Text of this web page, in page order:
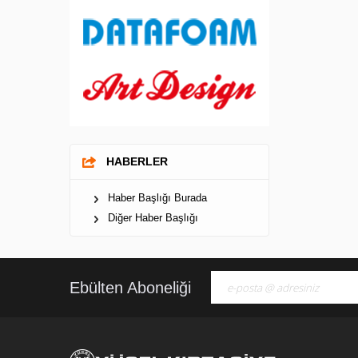
HABERLER
Haber Başlığı Burada
Diğer Haber Başlığı
Ebülten Aboneliği